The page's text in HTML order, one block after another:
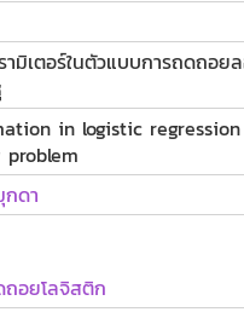
ามิเตอร์ในตัวแบบการถดถอ
in logistic
ดา
ถอยโลจิสติก